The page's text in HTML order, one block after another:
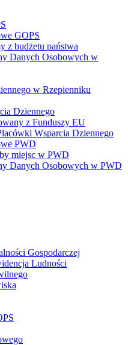
GOPS
z budżetu państwa
Danych Osobowych w
w Rzepienniku
Dziennego
z Funduszy EU
Wsparcia Dziennego
PWD
miejsc w PWD
Danych Osobowych w PWD
Gospodarczej
Ludności